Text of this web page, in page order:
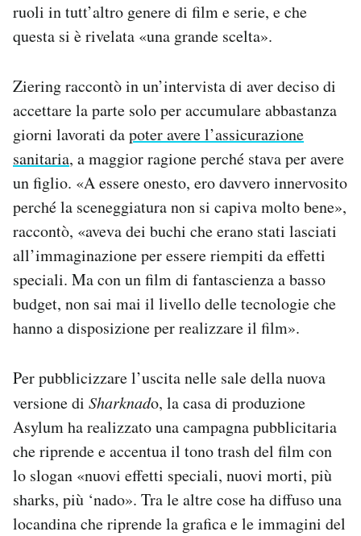
ruoli in tutt’altro genere di film e serie, e che
questa si è rivelata «una grande scelta».
Ziering raccontò in un’intervista di aver deciso di
accettare la parte solo per accumulare abbastanza
giorni lavorati dapoter avere l’assicurazione
sanitaria, a maggior ragione perché stava per avere
un figlio. «A essere onesto, ero davvero innervosito
perché la sceneggiatura non si capiva molto bene»,
raccontò, «aveva dei buchi che erano stati lasciati
all’immaginazione per essere riempiti da effetti
speciali. Ma con un film di fantascienza a basso
budget, non sai mai il livello delle tecnologie che
hanno a disposizione per realizzare il film».
Per pubblicizzare l’uscita nelle sale della nuova
versione di Sharknado, la casa di produzione
Asylum ha realizzato una campagna pubblicitaria
che riprende e accentua il tono trash del film con
lo slogan «nuovi effetti speciali, nuovi morti, più
sharks, più ‘nado». Tra le altre cose ha diffuso una
locandina che riprende la grafica e le immagini del